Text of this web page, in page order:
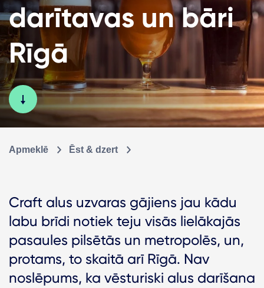
darītavas un bāri
Rīgā
Apmeklē Ēst & dzert
Craft alus uzvaras gājiens jau kādu
labu brīdi notiek teju visās lielākajās
pasaules pilsētās un metropolēs, un,
protams, to skaitā arī Rīgā. Nav
noslēpums, ka vēsturiski alus darīšana